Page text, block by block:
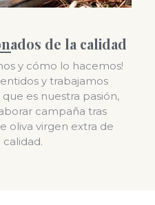
de la calidad
y cómo lo hacemos!
y trabajamos
es nuestra pasión,
campaña tras
oliva virgen extra de
calidad.